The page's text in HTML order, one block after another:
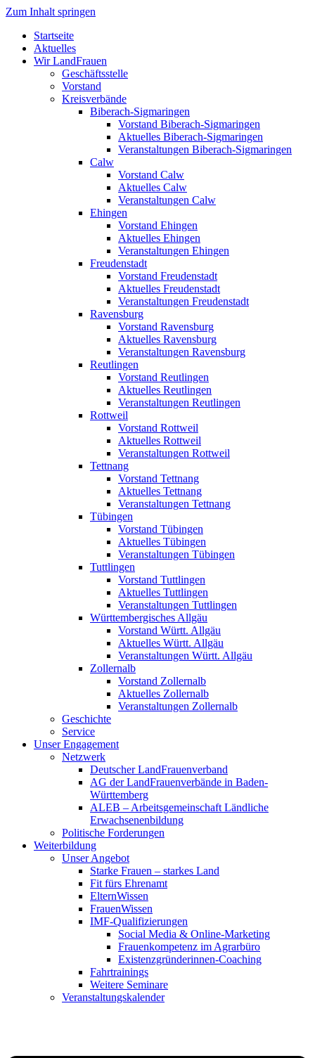
Zum Inhalt springen
Startseite
Aktuelles
Wir LandFrauen
Geschäftsstelle
Vorstand
Kreisverbände
Biberach-Sigmaringen
Vorstand Biberach-Sigmaringen
Aktuelles Biberach-Sigmaringen
Veranstaltungen Biberach-Sigmaringen
Calw
Vorstand Calw
Aktuelles Calw
Veranstaltungen Calw
Ehingen
Vorstand Ehingen
Aktuelles Ehingen
Veranstaltungen Ehingen
Freudenstadt
Vorstand Freudenstadt
Aktuelles Freudenstadt
Veranstaltungen Freudenstadt
Ravensburg
Vorstand Ravensburg
Aktuelles Ravensburg
Veranstaltungen Ravensburg
Reutlingen
Vorstand Reutlingen
Aktuelles Reutlingen
Veranstaltungen Reutlingen
Rottweil
Vorstand Rottweil
Aktuelles Rottweil
Veranstaltungen Rottweil
Tettnang
Vorstand Tettnang
Aktuelles Tettnang
Veranstaltungen Tettnang
Tübingen
Vorstand Tübingen
Aktuelles Tübingen
Veranstaltungen Tübingen
Tuttlingen
Vorstand Tuttlingen
Aktuelles Tuttlingen
Veranstaltungen Tuttlingen
Württembergisches Allgäu
Vorstand Württ. Allgäu
Aktuelles Württ. Allgäu
Veranstaltungen Württ. Allgäu
Zollernalb
Vorstand Zollernalb
Aktuelles Zollernalb
Veranstaltungen Zollernalb
Geschichte
Service
Unser Engagement
Netzwerk
Deutscher LandFrauenverband
AG der LandFrauenverbände in Baden-
Württemberg
ALEB – Arbeitsgemeinschaft Ländliche
Erwachsenenbildung
Politische Forderungen
Weiterbildung
Unser Angebot
Starke Frauen – starkes Land
Fit fürs Ehrenamt
ElternWissen
FrauenWissen
IMF-Qualifizierungen
Social Media & Online-Marketing
Frauenkompetenz im Agrarbüro
Existenzgründerinnen-Coaching
Fahrtrainings
Weitere Seminare
Veranstaltungskalender